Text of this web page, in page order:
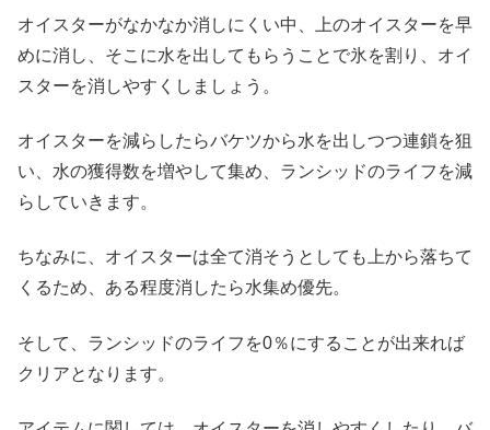
オイスターがなかなか消しにくい中、上のオイスターを早
めに消し、そこに水を出してもらうことで氷を割り、オイ
スターを消しやすくしましょう。
オイスターを減らしたらバケツから水を出しつつ連鎖を狙
い、水の獲得数を増やして集め、ランシッドのライフを減
らしていきます。
ちなみに、オイスターは全て消そうとしても上から落ちて
くるため、ある程度消したら水集め優先。
そして、ランシッドのライフを0％にすることが出来れば
クリアとなります。